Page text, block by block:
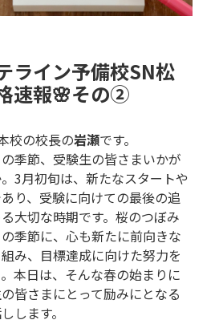
ライン予備校SN松
速報🌸その②
校の校長の岩瀬です。
季節、受験生の皆さまいかが
3月初旬は、新たなスタートや
り、受験に向けての最後の追
大切な時期です。桜のつぼみ
季節に、心も新たに前向きな
み、目標達成に向けた努力を
本日は、そんな春の始まりに
皆さまにとって励みにとなる
します。